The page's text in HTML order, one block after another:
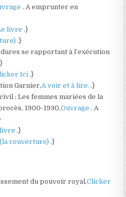
. A emprunter en
livre.}
.}
se rapportant à l’exécution
Ici.}
Garnier,A voir et à lire..}
: Les femmes mariées de la
1900-1930,Ouvrage. A
livre.}
(la couverture).}
du pouvoir royal,Clicker